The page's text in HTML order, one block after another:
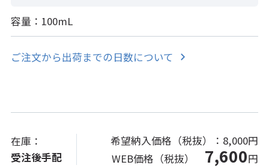
容量：100mL
ご注文から出荷までの日数について
在庫：
受注後手配
希望納入価格（税抜）： 8,000円
WEB価格（税抜） 7,600円